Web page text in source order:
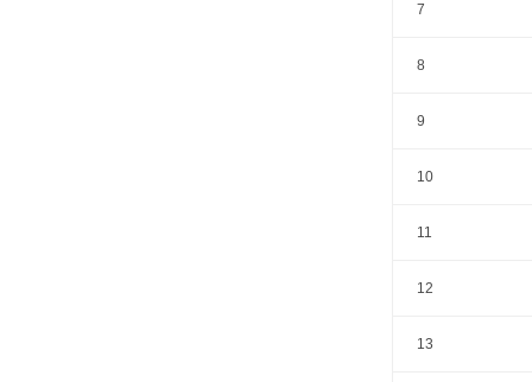
7
8
9
10
11
12
13